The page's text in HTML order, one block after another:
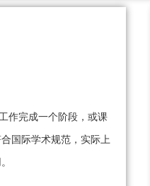
作完成一个阶段，或课
国际学术规范，实际上